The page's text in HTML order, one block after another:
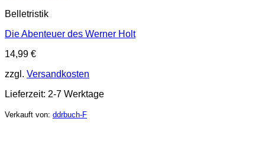
Belletristik
Die Abenteuer des Werner Holt
14,99 €
zzgl. Versandkosten
Lieferzeit: 2-7 Werktage
Verkauft von: ddrbuch-F